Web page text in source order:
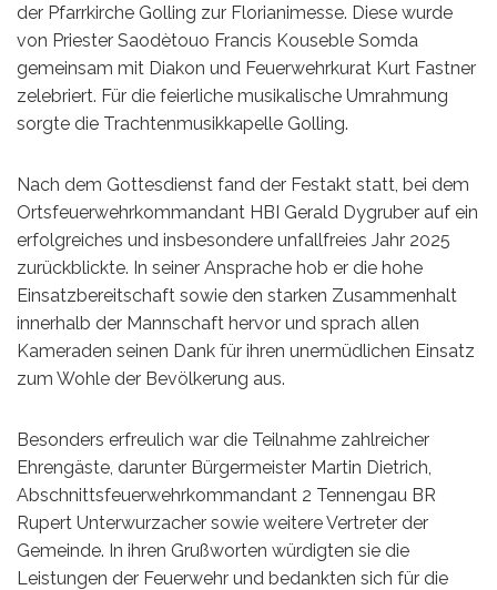
der Pfarrkirche Golling zur Florianimesse. Diese wurde
von Priester Saodètouo Francis Kouseble Somda
gemeinsam mit Diakon und Feuerwehrkurat Kurt Fastner
zelebriert. Für die feierliche musikalische Umrahmung
sorgte die Trachtenmusikkapelle Golling.
Nach dem Gottesdienst fand der Festakt statt, bei dem
Ortsfeuerwehrkommandant HBI Gerald Dygruber auf ein
erfolgreiches und insbesondere unfallfreies Jahr 2025
zurückblickte. In seiner Ansprache hob er die hohe
Einsatzbereitschaft sowie den starken Zusammenhalt
innerhalb der Mannschaft hervor und sprach allen
Kameraden seinen Dank für ihren unermüdlichen Einsatz
zum Wohle der Bevölkerung aus.
Besonders erfreulich war die Teilnahme zahlreicher
Ehrengäste, darunter Bürgermeister Martin Dietrich,
Abschnittsfeuerwehrkommandant 2 Tennengau BR
Rupert Unterwurzacher sowie weitere Vertreter der
Gemeinde. In ihren Grußworten würdigten sie die
Leistungen der Feuerwehr und bedankten sich für die